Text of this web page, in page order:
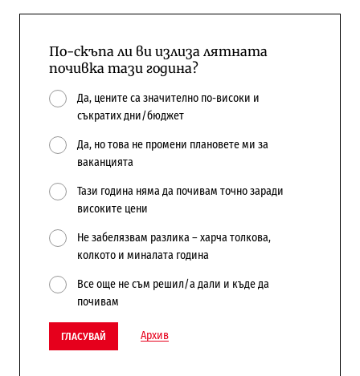
По-скъпа ли ви излиза лятната
почивка тази година?
Да, цените са значително по-високи и
съкратих дни/бюджет
Да, но това не промени плановете ми за
ваканцията
Тази година няма да почивам точно заради
високите цени
Не забелязвам разлика – харча толкова,
колкото и миналата година
Все още не съм решил/а дали и къде да
почивам
ГЛАСУВАЙ Архив